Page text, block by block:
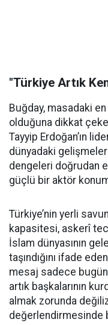
"Türkiye Artık
Buğday, masadaki
olduğuna dikkat
Tayyip Erdoğan’ın
dünyadaki
dengeleri doğrudan
güçlü bir aktör
Türkiye’nin yerli
kapasitesi, askerî
İslam dünyasının
taşındığını ifade
mesaj sadece
artık başkalarının
almak zorunda
değerlendirmesinde